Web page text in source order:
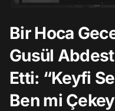
Bir Hoca
Gusül
Etti: “Keyfi
Ben mi